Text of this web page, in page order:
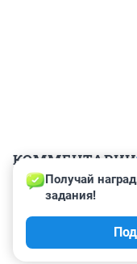
КОММЕНТАРИИ
Гость
По🔩, полный
Получай
задания!